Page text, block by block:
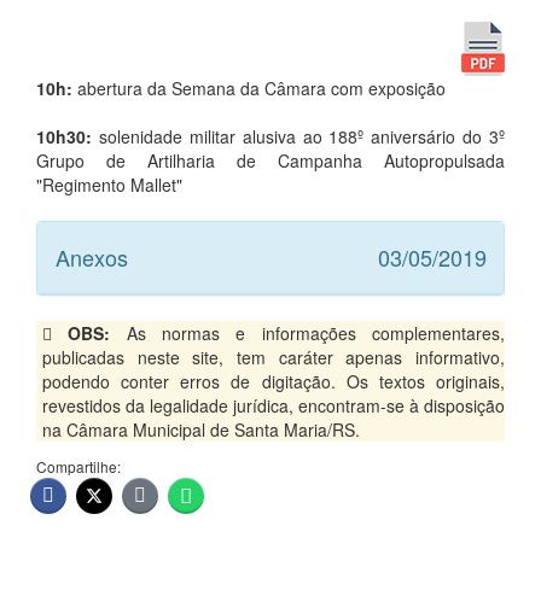
10h: abertura da Semana da Câmara com exposição
10h30: solenidade militar alusiva ao 188º aniversário do 3º
Grupo de Artilharia de Campanha Autopropulsada
"Regimento Mallet"
Anexos 03/05/2019
OBS: As normas e informações complementares,
publicadas neste site, tem caráter apenas informativo,
podendo conter erros de digitação. Os textos originais,
revestidos da legalidade jurídica, encontram-se à disposição
na Câmara Municipal de Santa Maria/RS.
Compartilhe: